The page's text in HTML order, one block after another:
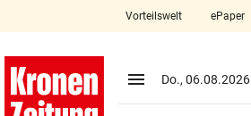
Vorteilswelt ePaper
menu Menü aufklappen
Do., 06.08.2026